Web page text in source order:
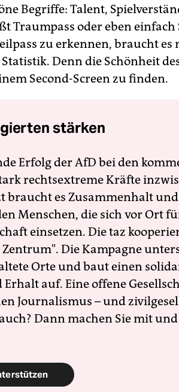
Begriffe: Talent,
Traumpass oder eben einfach
zu erkennen, braucht
Denn die Schönheit
Second-Screen zu finden.
stärken
Erfolg der AfD bei den
rechtsextreme Kräfte
braucht es Zusammenhalt
Menschen, die sich vor Ort
einsetzen. Die taz
Die Kampagne
Orte und baut einen
Erhalt auf. Eine offene
Journalismus – und
Dann machen Sie mit